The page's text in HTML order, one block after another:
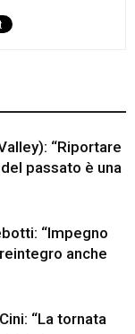
“Riportare
passato è una
“Impegno
anche
“La tornata